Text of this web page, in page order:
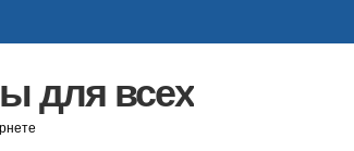
для всех